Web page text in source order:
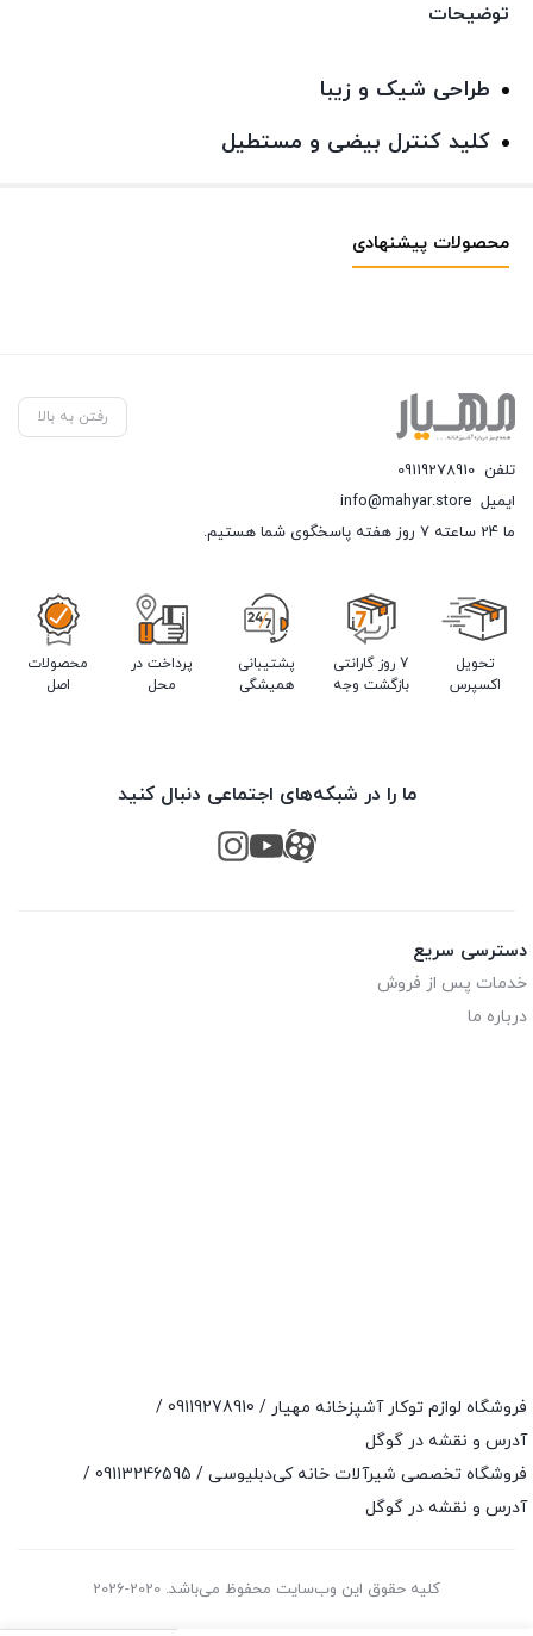
توضیحات
طراحی شیک و زیبا
کلید کنترل بیضی و مستطیل
محصولات پیشنهادی
رفتن به بالا
تلفن 09119278910
ایمیل info@mahyar.store
ما 24 ساعته 7 روز هفته پاسخگوی شما هستیم.
تحویل
اکسپرس
7 روز گارانتی
بازگشت وجه
پشتیبانی
همیشگی
پرداخت در
محل
محصولات
اصل
ما را در شبکه‌های اجتماعی دنبال کنید
دسترسی سریع
خدمات پس از فروش
درباره ما
فروشگاه لوازم توکار آشپزخانه مهیار / 09119278910
/
آدرس و نقشه در گوگل
فروشگاه تخصصی شیرآلات خانه کی‌دبلیوسی / 09113246595
/
آدرس و نقشه در گوگل
کلیه حقوق این وب‌سایت محفوظ می‌باشد. 2020-2026